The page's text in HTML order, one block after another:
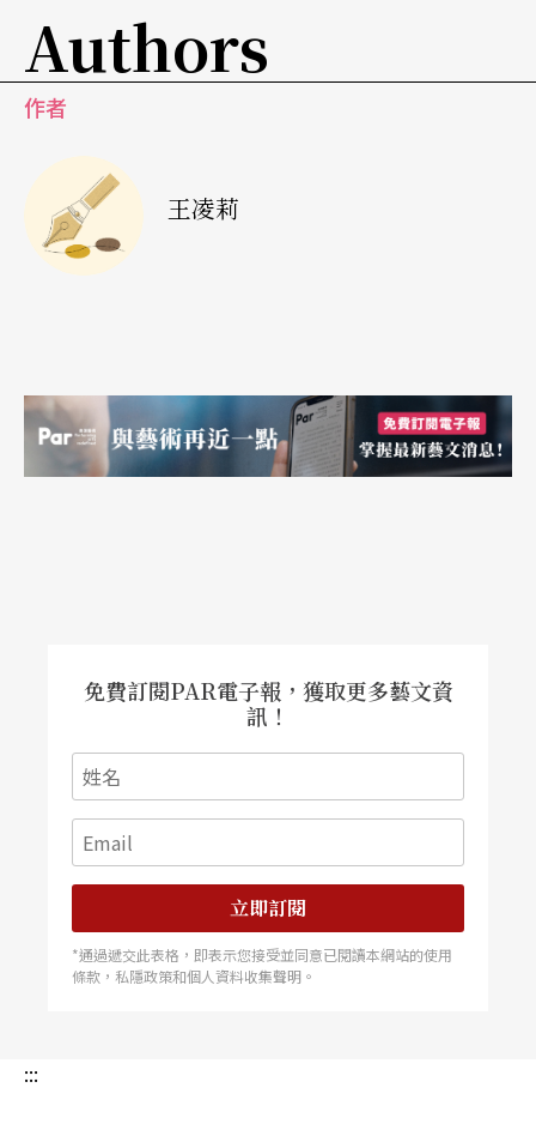
史、文化意涵，並分析、批評、歸納、反省其感受
與經驗所代表的意義，同時也要求學校應該提供學
生機會探索生活環境中的人事與景物；觀賞與談論
環境中各類藝術品、器物及自然景物；運用感官、
知覺和情感，辨識藝術的特質，建構意義；訪問藝
術工作者；瞭解時代、文化、社會、生活與藝術的
由此可見，過去忽略藝術相關學科培養人文內涵的
兩年（也就是國民小學一、二年級）把社會、自然
與生活科技、藝術與人文等學習領域合併爲生活學
科外，在後七年的學科裡，藝術教育竟只規畫「音
樂」與「美術」兩門學科而已，其他表演類型都被
隱身在各個學科中。以表演藝術內容之多元，範圍
之廣大的現況來看，絕非「音樂」單一科目就足以
涵蓋，顯然新制課程的教育專業，與國民美學、藝
Authors
作者
王凌莉
免費訂閱PAR電子報，獲取更多藝文資
訊！
立即訂閱
*通過遞交此表格，即表示您接受並同意已閱讀本網站的使用
條款，私隱政策和個人資料收集聲明。
:::